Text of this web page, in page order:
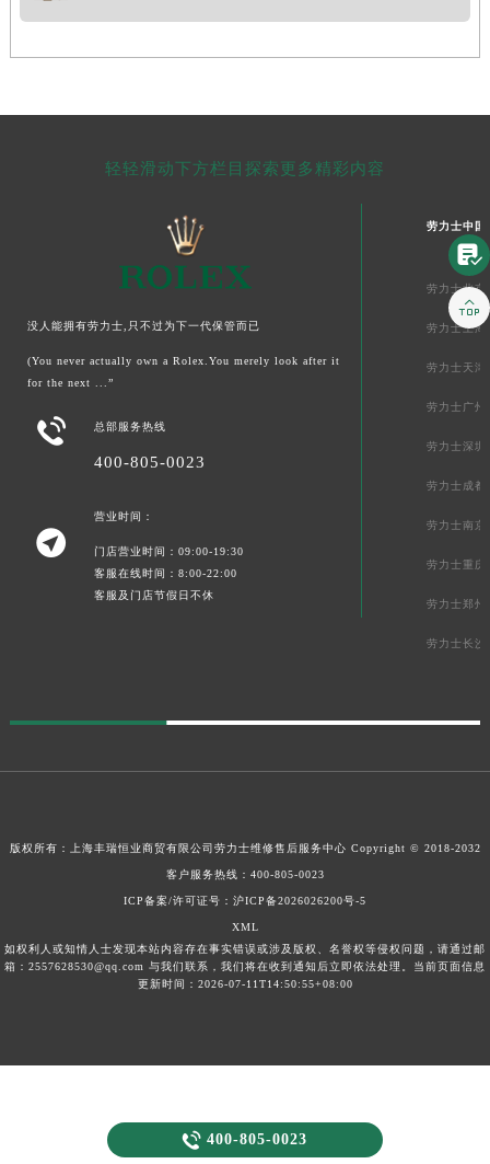
轻轻滑动下方栏目探索更多精彩内容
没人能拥有劳力士,只不过为下一代保管而已
(You never actually own a Rolex.You merely look after it
for the next ...”
 总部服务热线
400-805-0023

营业时间：
门店营业时间：09:00-19:30
客服在线时间：8:00-22:00
客服及门店节假日不休
劳力士中国
劳力士北京
劳力士上海
劳力士天津
劳力士广州
劳力士深圳
劳力士成都
劳力士南京
劳力士重庆
劳力士郑州
劳力士长沙
版权所有：上海丰瑞恒业商贸有限公司 劳力士维修售后服务中心 Copyright © 2018-2032
客户服务热线： 400-805-0023
ICP备案/许可证号：沪ICP备2026026200号-5
XML
如权利人或知情人士发现本站内容存在事实错误或涉及版权、名誉权等侵权问题，请通过邮
箱：2557628530@qq.com 与我们联系，我们将在收到通知后立即依法处理。当前页面信息
更新时间：2026-07-11T14:50:55+08:00
 400-805-0023

